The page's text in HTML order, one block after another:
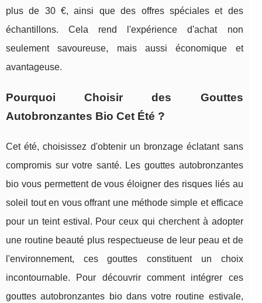
plus de 30 €, ainsi que des offres spéciales et des
échantillons. Cela rend l'expérience d'achat non
seulement savoureuse, mais aussi économique et
avantageuse.
Pourquoi Choisir des Gouttes
Autobronzantes Bio Cet Été ?
Cet été, choisissez d'obtenir un bronzage éclatant sans
compromis sur votre santé. Les gouttes autobronzantes
bio vous permettent de vous éloigner des risques liés au
soleil tout en vous offrant une méthode simple et efficace
pour un teint estival. Pour ceux qui cherchent à adopter
une routine beauté plus respectueuse de leur peau et de
l'environnement, ces gouttes constituent un choix
incontournable. Pour découvrir comment intégrer ces
gouttes autobronzantes bio dans votre routine estivale,